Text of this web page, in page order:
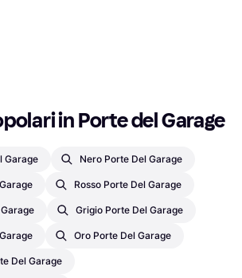
in Porte del Garage
Garage Nero Porte Del Garage
Rosso Porte Del Garage
Grigio Porte Del Garage
Oro Porte Del Garage
Del Garage